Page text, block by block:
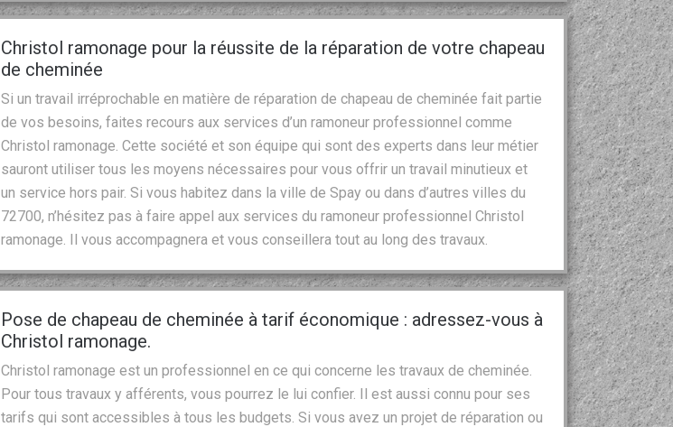
Christol ramonage pour la réussite de la réparation de votre chapeau
de cheminée
Si un travail irréprochable en matière de réparation de chapeau de cheminée fait partie
de vos besoins, faites recours aux services d’un ramoneur professionnel comme
Christol ramonage. Cette société et son équipe qui sont des experts dans leur métier
sauront utiliser tous les moyens nécessaires pour vous offrir un travail minutieux et
un service hors pair. Si vous habitez dans la ville de Spay ou dans d’autres villes du
72700, n’hésitez pas à faire appel aux services du ramoneur professionnel Christol
ramonage. Il vous accompagnera et vous conseillera tout au long des travaux.
Pose de chapeau de cheminée à tarif économique : adressez-vous à
Christol ramonage.
Christol ramonage est un professionnel en ce qui concerne les travaux de cheminée.
Pour tous travaux y afférents, vous pourrez le lui confier. Il est aussi connu pour ses
tarifs qui sont accessibles à tous les budgets. Si vous avez un projet de réparation ou